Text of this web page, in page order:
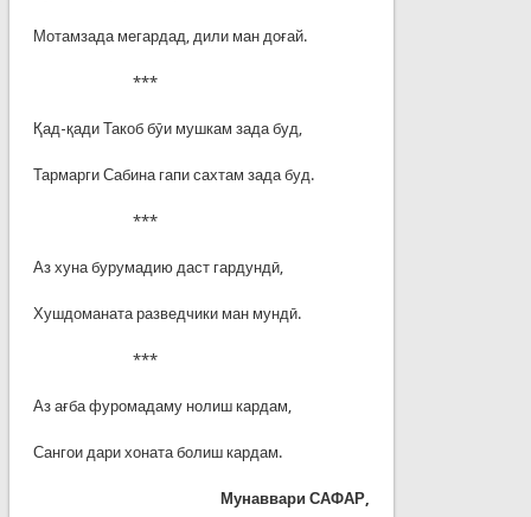
Мотамзада мегардад, дили ман доғай.
***
Қад-қади Такоб бӯи мушкам зада буд,
Тармарги Сабина гапи сахтам зада буд.
***
Аз хуна бурумадию даст гардундӣ,
Хушдоманата разведчики ман мундӣ.
***
Аз ағба фуромадаму нолиш кардам,
Сангои дари хоната болиш кардам.
Мунаввари САФАР,